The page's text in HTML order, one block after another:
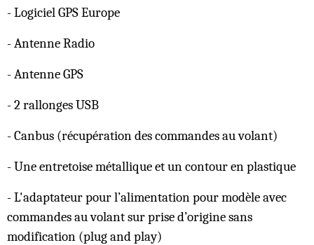
- Logiciel GPS Europe
- Antenne Radio
- Antenne GPS
- 2 rallonges USB
- Canbus (récupération des commandes au volant)
- Une entretoise métallique et un contour en plastique
- L'adaptateur pour l’alimentation pour modèle avec
commandes au volant sur prise d’origine sans
modification (plug and play)